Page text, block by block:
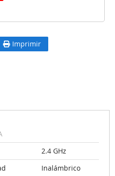
Imprimir
2.4 GHz
Inalámbrico